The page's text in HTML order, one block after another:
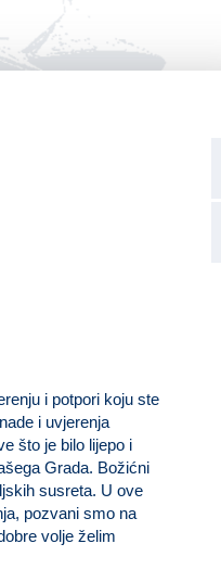
i potpori koju ste
i uvjerenja
što je bilo lijepo i
Grada. Božićni
susreta. U ove
pozvani smo na
volje želim